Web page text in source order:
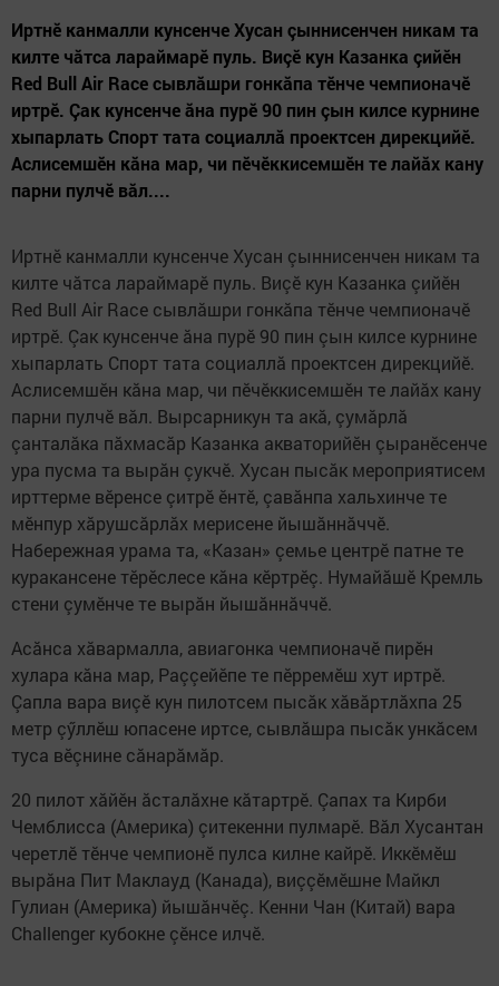
Иртнӗ канмалли кунсенче Хусан çыннисенчен никам та
килте чăтса лараймарӗ пуль. Виçӗ кун Казанка çийӗн
Red Bull Air Race сывлăшри гонкăпа тӗнче чемпионачӗ
иртрӗ. Çак кунсенче ăна пурӗ 90 пин çын килсе курнине
хыпарлать Спорт тата социаллă проектсен дирекцийӗ.
Аслисемшӗн кăна мар, чи пӗчӗккисемшӗн те лайăх кану
парни пулчӗ вăл....
Иртнӗ канмалли кунсенче Хусан çыннисенчен никам та
килте чăтса лараймарӗ пуль. Виçӗ кун Казанка çийӗн
Red Bull Air Race сывлăшри гонкăпа тӗнче чемпионачӗ
иртрӗ. Çак кунсенче ăна пурӗ 90 пин çын килсе курнине
хыпарлать Спорт тата социаллă проектсен дирекцийӗ.
Аслисемшӗн кăна мар, чи пӗчӗккисемшӗн те лайăх кану
парни пулчӗ вăл. Вырсарникун та акă, çумăрлă
çанталăка пăхмасăр Казанка акваторийӗн çыранӗсенче
ура пусма та вырăн çукчӗ. Хусан пысăк мероприятисем
ирттерме вӗренсе çитрӗ ӗнтӗ, çавăнпа хальхинче те
мӗнпур хăрушсăрлăх мерисене йышăннăччӗ.
Набережная урама та, «Казан» çемье центрӗ патне те
куракансене тӗрӗслесе кăна кӗртрӗç. Нумайăшӗ Кремль
стени çумӗнче те вырăн йышăннăччӗ.
Асăнса хăвармалла, авиагонка чемпионачӗ пирӗн
хулара кăна мар, Раççейӗпе те пӗрремӗш хут иртрӗ.
Çапла вара виçӗ кун пилотсем пысăк хăвăртлăхпа 25
метр çӳллӗш юпасене иртсе, сывлăшра пысăк ункăсем
туса вӗçнине сăнарăмăр.
20 пилот хăйӗн ăсталăхне кăтартрӗ. Çапах та Кирби
Чемблисса (Америка) çитекенни пулмарӗ. Вăл Хусантан
черетлӗ тӗнче чемпионӗ пулса килне кайрӗ. Иккӗмӗш
вырăна Пит Маклауд (Канада), виççӗмӗшне Майкл
Гулиан (Америка) йышăнчӗç. Кенни Чан (Китай) вара
Challenger кубокне çӗнсе илчӗ.